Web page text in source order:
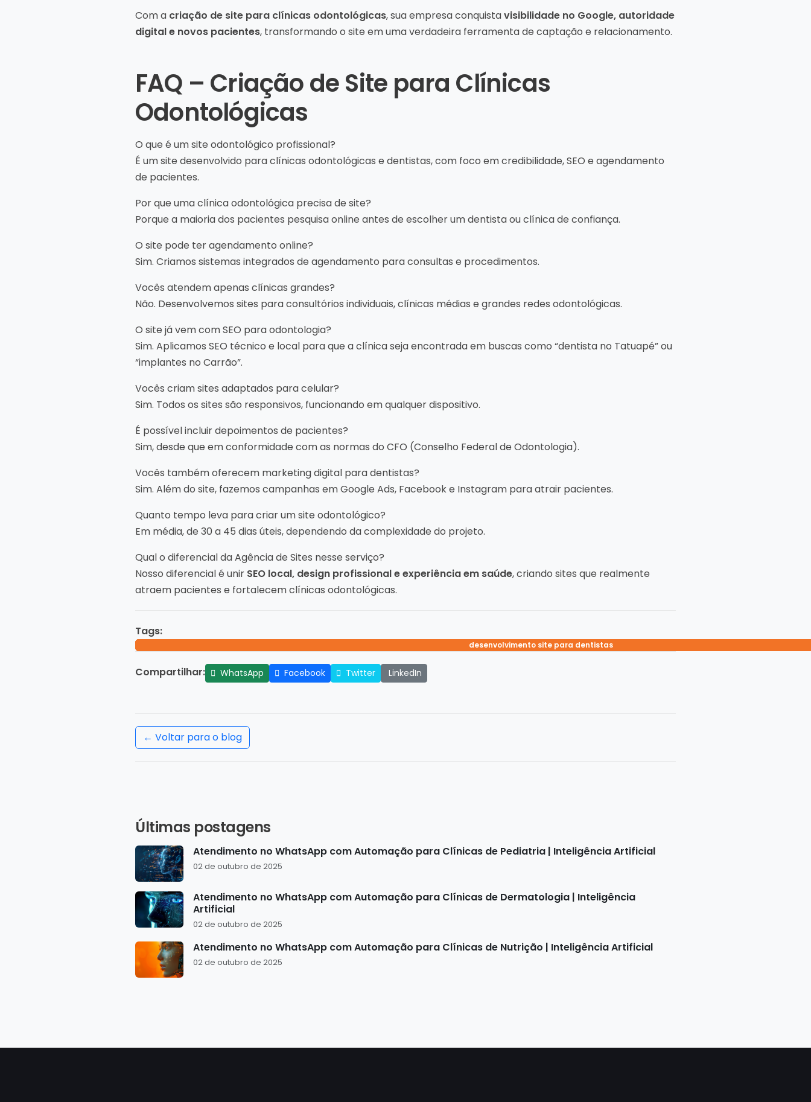
Com a criação de site para clínicas odontológicas, sua empresa conquistavisibilidade no Google, autoridade
digital e novos pacientes, transformando o site em uma verdadeira ferramenta de captação e relacionamento.
FAQ – Criação de Site para Clínicas
Odontológicas
O que é um site odontológico profissional?
É um site desenvolvido para clínicas odontológicas e dentistas, com foco em credibilidade, SEO e agendamento
de pacientes.
Por que uma clínica odontológica precisa de site?
Porque a maioria dos pacientes pesquisa online antes de escolher um dentista ou clínica de confiança.
O site pode ter agendamento online?
Sim. Criamos sistemas integrados de agendamento para consultas e procedimentos.
Vocês atendem apenas clínicas grandes?
Não. Desenvolvemos sites para consultórios individuais, clínicas médias e grandes redes odontológicas.
O site já vem com SEO para odontologia?
Sim. Aplicamos SEO técnico e local para que a clínica seja encontrada em buscas como “dentista no Tatuapé” ou
“implantes no Carrão”.
Vocês criam sites adaptados para celular?
Sim. Todos os sites são responsivos, funcionando em qualquer dispositivo.
É possível incluir depoimentos de pacientes?
Sim, desde que em conformidade com as normas do CFO (Conselho Federal de Odontologia).
Vocês também oferecem marketing digital para dentistas?
Sim. Além do site, fazemos campanhas em Google Ads, Facebook e Instagram para atrair pacientes.
Quanto tempo leva para criar um site odontológico?
Em média, de 30 a 45 dias úteis, dependendo da complexidade do projeto.
Qual o diferencial da Agência de Sites nesse serviço?
Nosso diferencial é unir SEO local, design profissional e experiência em saúde, criando sites que realmente
atraem pacientes e fortalecem clínicas odontológicas.
Tags:
criação de site para clínica odontológica
site profissional odontologia
site dentista
desenvolvimento site para dentistas
Compartilhar: WhatsApp Facebook Twitter LinkedIn
← Voltar para o blog
Últimas postagens
Atendimento no WhatsApp com Automação para Clínicas de Pediatria | Inteligência Artificial
02 de outubro de 2025
Atendimento no WhatsApp com Automação para Clínicas de Dermatologia | Inteligência
Artificial
02 de outubro de 2025
Atendimento no WhatsApp com Automação para Clínicas de Nutrição | Inteligência Artificial
02 de outubro de 2025